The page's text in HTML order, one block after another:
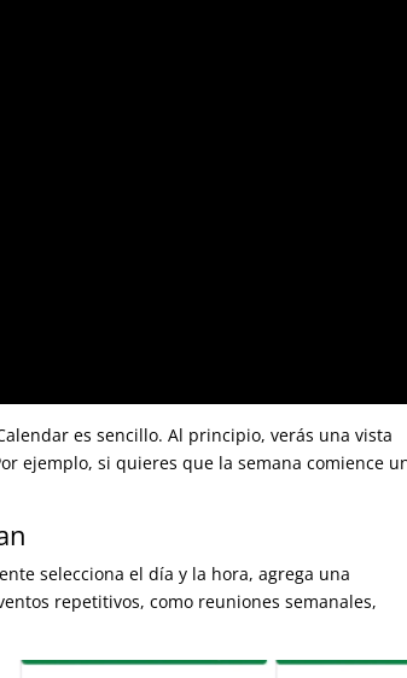
es sencillo. Al principio, verás una vista
ejemplo, si quieres que la semana comience
selecciona el día y la hora, agrega una
repetitivos, como reuniones semanales,